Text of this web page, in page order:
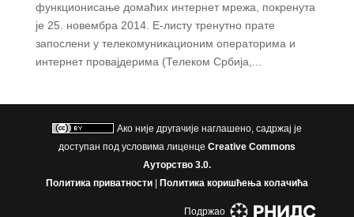
функционисање домаћих интернет мрежа, покренута
је 25. новембра 2014. Е-листу тренутно прате
запослени у телекомуникационим операторима и
интернет провајдерима (Телеком Србија,...
Ако није другачије наглашено, садржај је
доступан под условима лиценце Creative Commons
Aуторство 3.0.
Политика приватности| Политика коришћења колачића
Подржао